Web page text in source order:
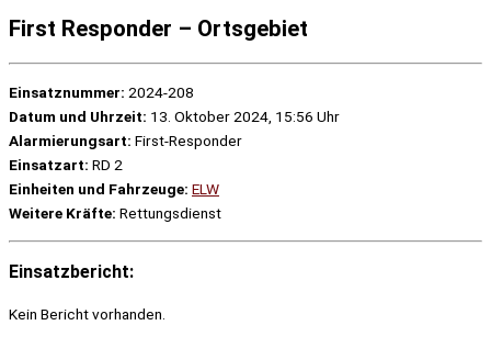
First Responder – Ortsgebiet
Einsatznummer: 2024-208
Datum und Uhrzeit: 13. Oktober 2024, 15:56 Uhr
Alarmierungsart: First-Responder
Einsatzart: RD 2
Einheiten und Fahrzeuge: ELW
Weitere Kräfte: Rettungsdienst
Einsatzbericht:
Kein Bericht vorhanden.